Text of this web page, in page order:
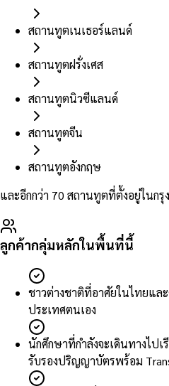
สถานทูตเนเธอร์แลนด์
สถานทูตฝรั่งเศส
สถานทูตนิวซีแลนด์
สถานทูตจีน
สถานทูตอังกฤษ
และอีกกว่า 70 สถานทูตที่ตั้งอยู่ในก
ลูกค้ากลุ่มหลักในพื้นที่นี้
ชาวต่างชาติที่อาศัยในไทยแล
ประเทศตนเอง
นักศึกษาที่กำลังจะเดินทางไป
รับรองปริญญาบัตรพร้อม